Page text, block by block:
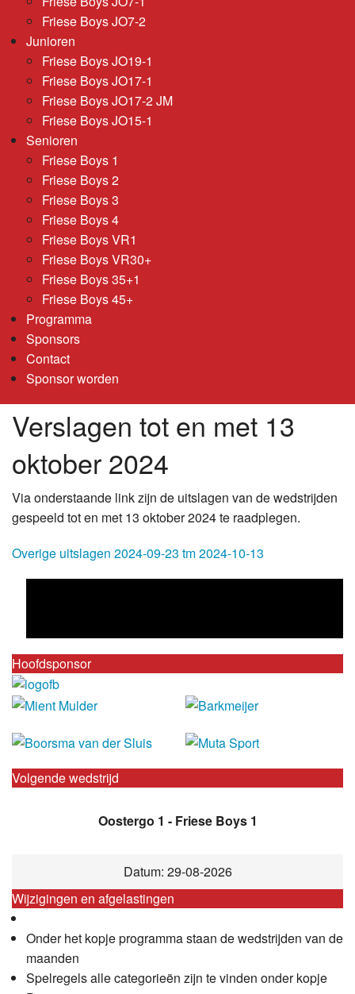
Friese Boys JO7-2
Junioren
Friese Boys JO19-1
Friese Boys JO17-1
Friese Boys JO17-2 JM
Friese Boys JO15-1
Senioren
Friese Boys 1
Friese Boys 2
Friese Boys 3
Friese Boys 4
Friese Boys VR1
Friese Boys VR30+
Friese Boys 35+1
Friese Boys 45+
Programma
Sponsors
Contact
Sponsor worden
Verslagen tot en met 13
oktober 2024
Via onderstaande link zijn de uitslagen van de wedstrijden
gespeeld tot en met 13 oktober 2024 te raadplegen.
Overige uitslagen 2024-09-23 tm 2024-10-13
Hoofdsponsor
Volgende wedstrijd
Oostergo 1 - Friese Boys 1
Datum: 29-08-2026
Wijzigingen en afgelastingen
Onder het kopje programma staan de wedstrijden van de
maanden
Spelregels alle categorieën zijn te vinden onder kopje